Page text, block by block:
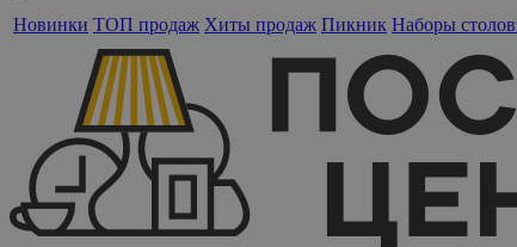
Новинки ТОП продаж Хиты продаж Пикник Наборы